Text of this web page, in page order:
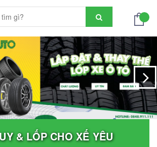
& LỐP CHO XẾ YÊU